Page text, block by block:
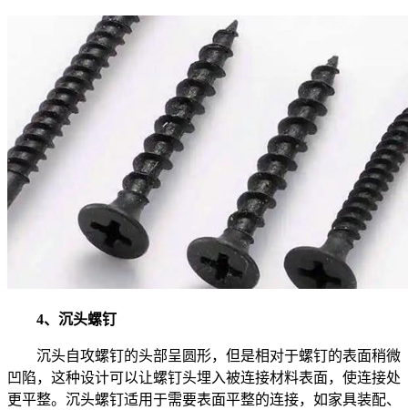
4、沉头螺钉
沉头自攻螺钉的头部呈圆形，但是相对于螺钉的表面稍微
凹陷，这种设计可以让螺钉头埋入被连接材料表面，使连接处
更平整。沉头螺钉适用于需要表面平整的连接，如家具装配、